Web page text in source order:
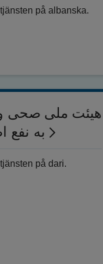
på albanska.
به نفع
på dari.